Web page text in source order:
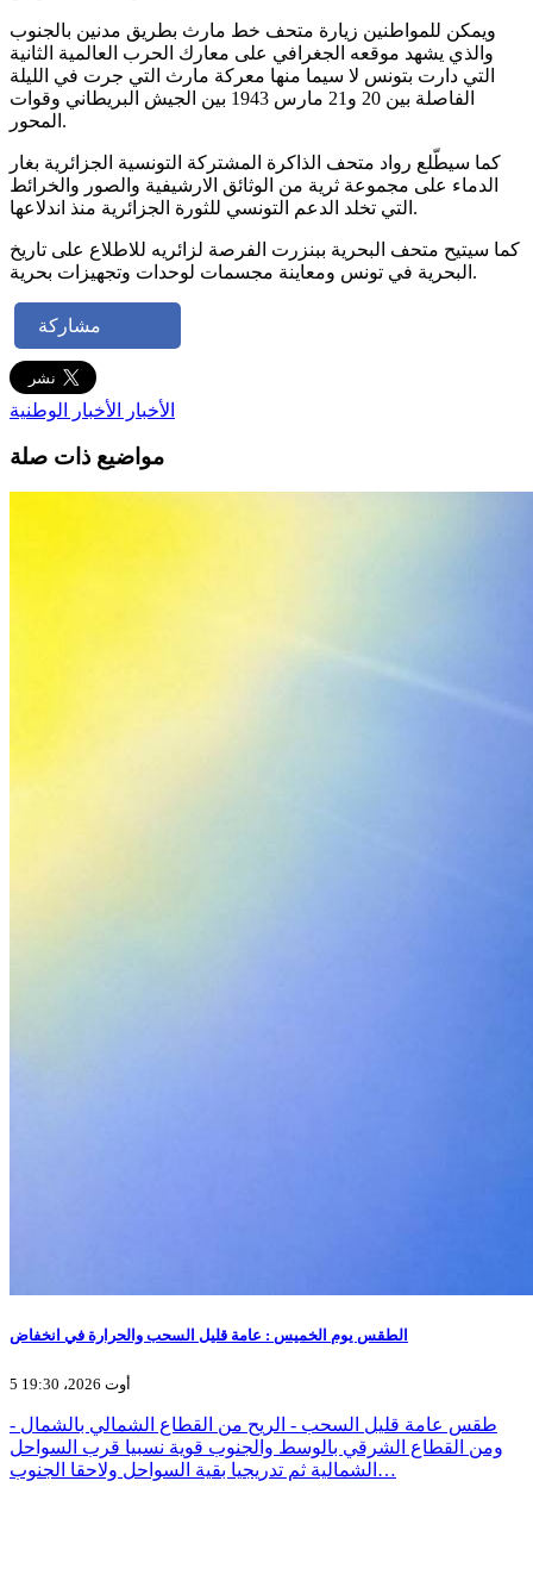
ويمكن للمواطنين زيارة متحف خط مارث بطريق مدنين بالجنوب
والذي يشهد موقعه الجغرافي على معارك الحرب العالمية الثانية
التي دارت بتونس لا سيما منها معركة مارث التي جرت في الليلة
الفاصلة بين 20 و21 مارس 1943 بين الجيش البريطاني وقوات
المحور.
كما سيطّلع رواد متحف الذاكرة المشتركة التونسية الجزائرية بغار
الدماء على مجموعة ثرية من الوثائق الارشيفية والصور والخرائط
التي تخلد الدعم التونسي للثورة الجزائرية منذ اندلاعها.
كما سيتيح متحف البحرية ببنزرت الفرصة لزائريه للاطلاع على تاريخ
البحرية في تونس ومعاينة مجسمات لوحدات وتجهيزات بحرية.
مشاركة
الأخبار الأخبار الوطنية
مواضيع ذات صلة
الطقس يوم الخميس : عامة قليل السحب والحرارة في انخفاض
5 أوت 2026، 19:30
- طقس عامة قليل السحب - الريح من القطاع الشمالي بالشمال
ومن القطاع الشرقي بالوسط والجنوب قوية نسبيا قرب السواحل
الشمالية ثم تدريجيا بقية السواحل ولاحقا الجنوب…